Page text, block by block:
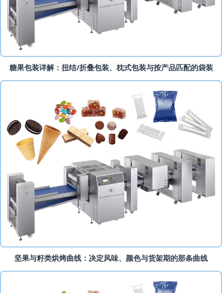
糖果包装详解：扭结/折叠包装、枕式包装与按产品匹配的袋装
坚果与籽类烘烤曲线：决定风味、颜色与货架期的那条曲线